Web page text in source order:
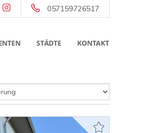
057159726517
STÄDTE KONTAKT